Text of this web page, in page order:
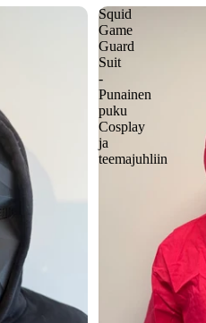
Squid
Game
Guard
Suit
-
Punainen
puku
Cosplay
ja
teemajuhliin